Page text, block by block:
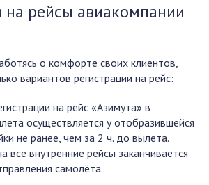
на рейсы авиакомпании
о комфорте своих клиентов,
вариантов регистрации на рейс:
на рейс «Азимута» в
осуществляется у отобразившейся
не ранее, чем за 2 ч. до вылета.
все внутренние рейсы заканчивается
самолёта.